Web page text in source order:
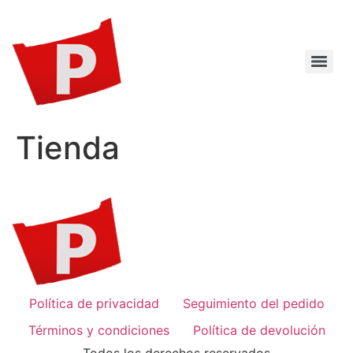
Tienda
Política de privacidad
Seguimiento del pedido
Términos y condiciones
Política de devolución